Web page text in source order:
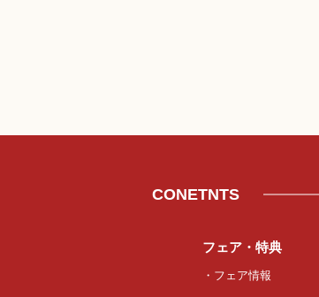
CONETNTS
フェア・特典
・フェア情報